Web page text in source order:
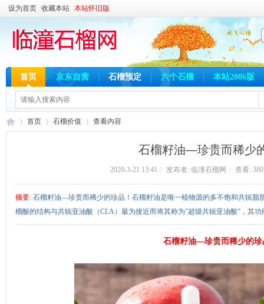
设为首页 收藏本站 本站怀旧版
首页 京东自营 石榴预定 六个石榴 本站2006版
首页 石榴价值 查看内容
石榴籽油—珍贵而稀少
2020-3-21 13:41 发布者: 临潼石榴网 查看: 380
摘要: 石榴籽油—珍贵而稀少的珍品！石榴籽油是唯一植物源的多不饱和共轭脂
榴酸的结构与共轭亚油酸（CLA）最为接近而将其称为”超级共轭亚油酸”，其
石榴籽油—珍贵而稀少的珍